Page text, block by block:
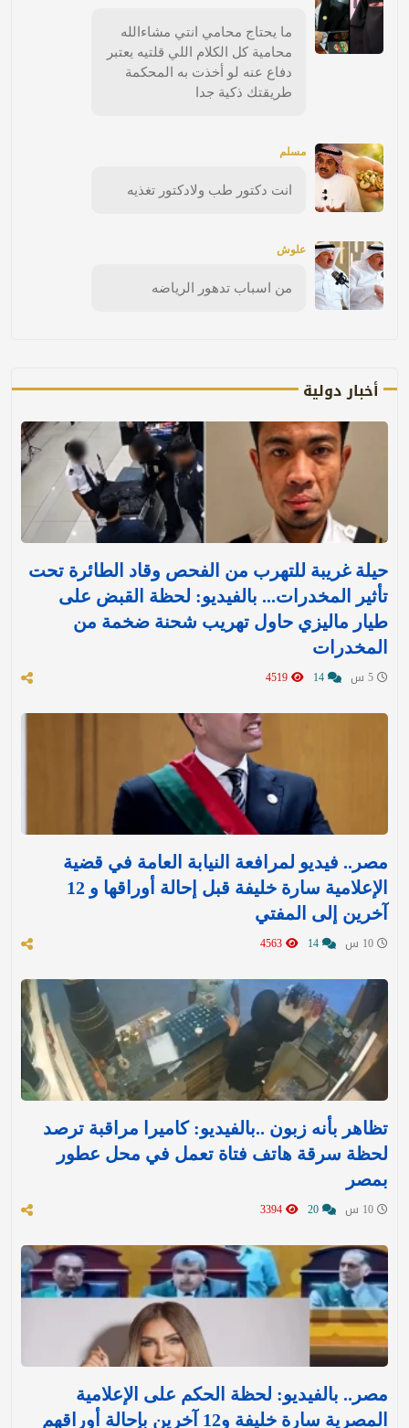
ما يحتاج محامي انتي مشاءالله
محامية كل الكلام اللي قلتيه يعتبر
دفاع عنه لو أخذت به المحكمة
طريقتك ذكية جدا
مسلم
انت دكتور طب ولادكتور تغذيه
علوش
من اسباب تدهور الرياضه
أخبار دولية
حيلة غريبة للتهرب من الفحص وقاد الطائرة تحت
تأثير المخدرات... بالفيديو: لحظة القبض على
طيار ماليزي حاول تهريب شحنة ضخمة من
المخدرات
مصر.. فيديو لمرافعة النيابة العامة في قضية
الإعلامية سارة خليفة قبل إحالة أوراقها و 12
آخرين إلى المفتي
تظاهر بأنه زبون ..بالفيديو: كاميرا مراقبة ترصد
لحظة سرقة هاتف فتاة تعمل في محل عطور
بمصر
مصر.. بالفيديو: لحظة الحكم على الإعلامية
المصرية سارة خليفة و12 آخرين بإحالة أوراقهم